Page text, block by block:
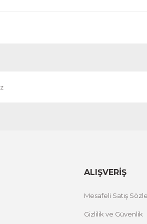
ALIŞVERİŞ
Mesafeli Satış
Gizlilik ve Güvenlik